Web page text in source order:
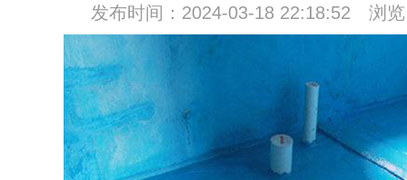
发布时间：2024-03-18 22:18:52 浏览